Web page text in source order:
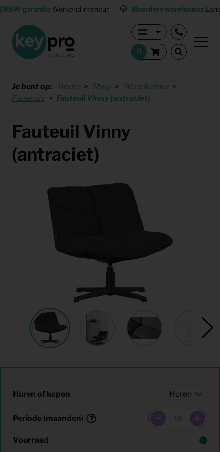
garantie Werkend interieur Meerdere warehouses
Je bent op: Home Shop
Woonkamer
Fauteuils
Fauteuil Vinny (antraciet)
Fauteuil Vinny
(antraciet)
Huren of kopen
Periode (maanden)
Voorraad